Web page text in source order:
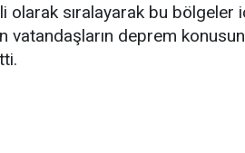
olarak sıralayarak bu bölgeler
vatandaşların deprem